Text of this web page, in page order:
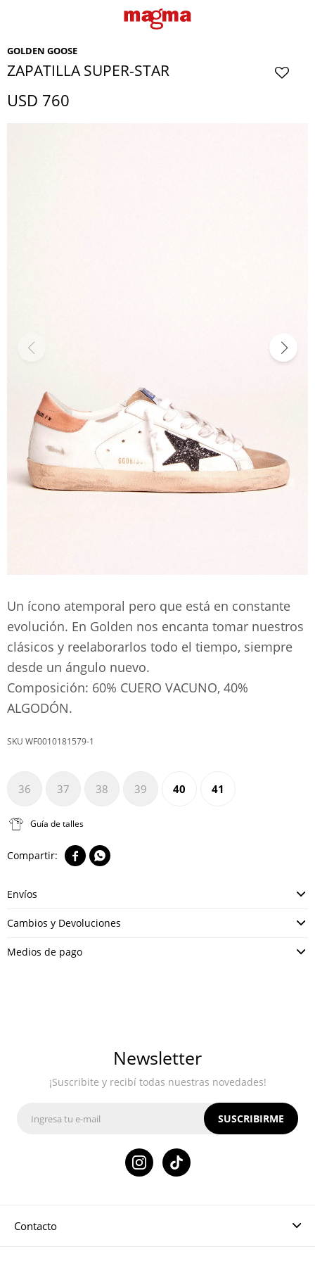
GOLDEN GOOSE
ZAPATILLA SUPER-STAR
USD 760
Un ícono atemporal pero que está en constante
evolución. En Golden nos encanta tomar nuestros
clásicos y reelaborarlos todo el tiempo, siempre
desde un ángulo nuevo.
Composición: 60% CUERO VACUNO, 40%
ALGODÓN.
WF0010181579-1
36 37 38 39 40 41
Guía de talles
 
Envíos
Cambios y Devoluciones
Medios de pago
Contacto
Newsletter
¡Suscribite y recibí todas nuestras novedades!
SUSCRIBIRME
